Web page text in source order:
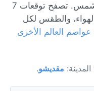
, مع مشمس. تصفح توقعات 7
والطقس لكل
عواصم العالم الأخرى
مقديشو.